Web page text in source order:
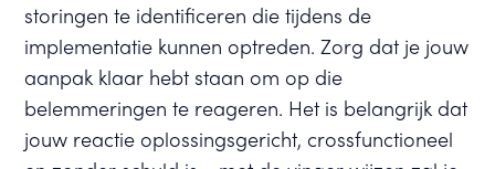
storingen te identificeren die tijdens de
implementatie kunnen optreden. Zorg dat je jouw
aanpak klaar hebt staan om op die
belemmeringen te reageren. Het is belangrijk dat
jouw reactie oplossingsgericht, crossfunctioneel